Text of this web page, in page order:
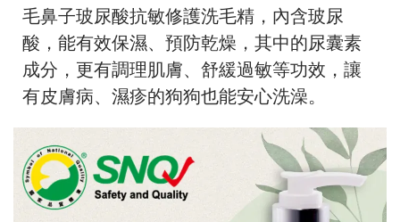
毛鼻子玻尿酸抗敏修護洗毛精，內含玻尿
酸，能有效保濕、預防乾燥，其中的尿囊素
成分，更有調理肌膚、舒緩過敏等功效，讓
有皮膚病、濕疹的狗狗也能安心洗澡。